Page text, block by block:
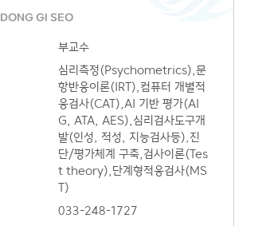
DONG GI SEO
부교수
심리측정(Psychometrics),문
항반응이론(IRT),컴퓨터 개별적
응검사(CAT),AI 기반 평가(AI
G, ATA, AES),심리검사도구개
발(인성, 적성, 지능검사등),진
단/평가체계 구축,검사이론(Tes
t theory),단계형적응검사(MS
T)
033-248-1727